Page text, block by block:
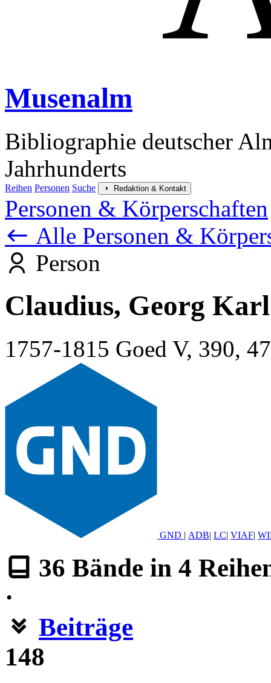
Musenalm
Bibliographie deutscher
Jahrhunderts
Reihen Personen Suche Redaktion & Kontakt
Personen & Körperschaften
Alle Personen &
Person
Claudius, Georg Karl
1757-1815 Goed V, 390,
GND | ADB| LC| VIAF|
36 Bände in 4
·
Beiträge
148